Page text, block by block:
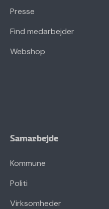
Presse
Find medarbejder
Webshop
Samarbejde
Kommune
Politi
Virksomheder